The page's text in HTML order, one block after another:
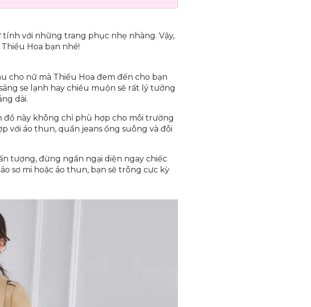
với những trang phục nhẹ nhàng. Vậy,
Hoa bạn nhé!
cho nữ mà Thiều Hoa đem đến cho bạn
se lạnh hay chiều muộn sẽ rất lý tưởng
dài.
đồ này không chỉ phù hợp cho môi trường
với áo thun, quần jeans ống suông và đôi
tượng, đừng ngần ngại diện ngay chiếc
sơ mi hoặc áo thun, bạn sẽ trông cực kỳ